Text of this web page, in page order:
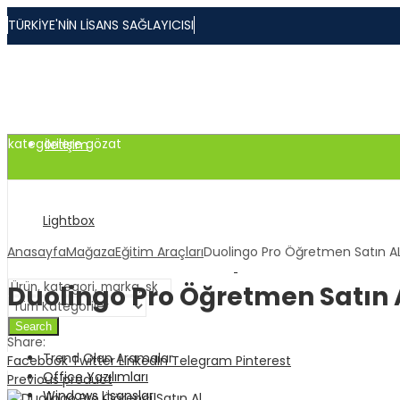
TÜRKİYE'NİN LİSANS SAĞLAYICISI
İletişim
Search
Trend Olan Aramalar
Office Yazılımları
Windows Lisansları
kategorilere gözat
Lightbox
AnasayfaMağazaEğitim AraçlarıDuolingo Pro Öğretmen Satın
Duolingo Pro Öğretmen Satın
Share:
Facebook Twitter LinkedIn Telegram Pinterest
Previous product